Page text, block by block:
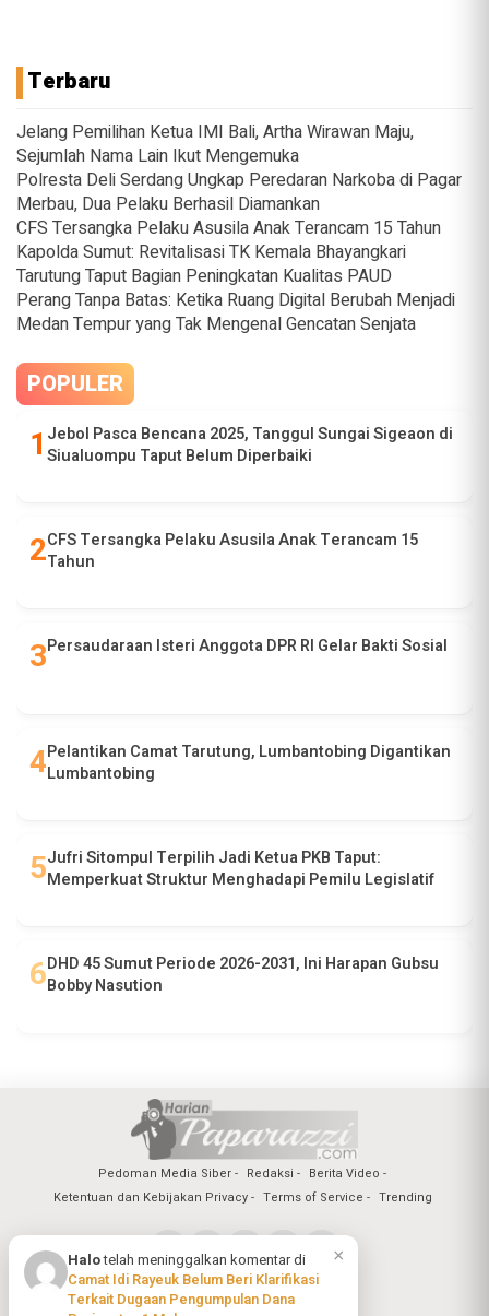
Terbaru
Jelang Pemilihan Ketua IMI Bali, Artha Wirawan Maju,
Sejumlah Nama Lain Ikut Mengemuka
Polresta Deli Serdang Ungkap Peredaran Narkoba di Pagar
Merbau, Dua Pelaku Berhasil Diamankan
CFS Tersangka Pelaku Asusila Anak Terancam 15 Tahun
Kapolda Sumut: Revitalisasi TK Kemala Bhayangkari
Tarutung Taput Bagian Peningkatan Kualitas PAUD
Perang Tanpa Batas: Ketika Ruang Digital Berubah Menjadi
Medan Tempur yang Tak Mengenal Gencatan Senjata
POPULER
Jebol Pasca Bencana 2025, Tanggul Sungai Sigeaon di
Siualuompu Taput Belum Diperbaiki
CFS Tersangka Pelaku Asusila Anak Terancam 15
Tahun
Persaudaraan Isteri Anggota DPR RI Gelar Bakti Sosial
Pelantikan Camat Tarutung, Lumbantobing Digantikan
Lumbantobing
Jufri Sitompul Terpilih Jadi Ketua PKB Taput:
Memperkuat Struktur Menghadapi Pemilu Legislatif
DHD 45 Sumut Periode 2026-2031, Ini Harapan Gubsu
Bobby Nasution
Pedoman Media Siber Redaksi
Berita Video
Ketentuan dan Kebijakan Privacy
Terms of Service Trending
Copyright @2026 Harian Paparazzi
All Rights Reserved
×
Halotelah meninggalkan komentar di
Camat Idi Rayeuk Belum Beri Klarifikasi
Terkait Dugaan Pengumpulan Dana